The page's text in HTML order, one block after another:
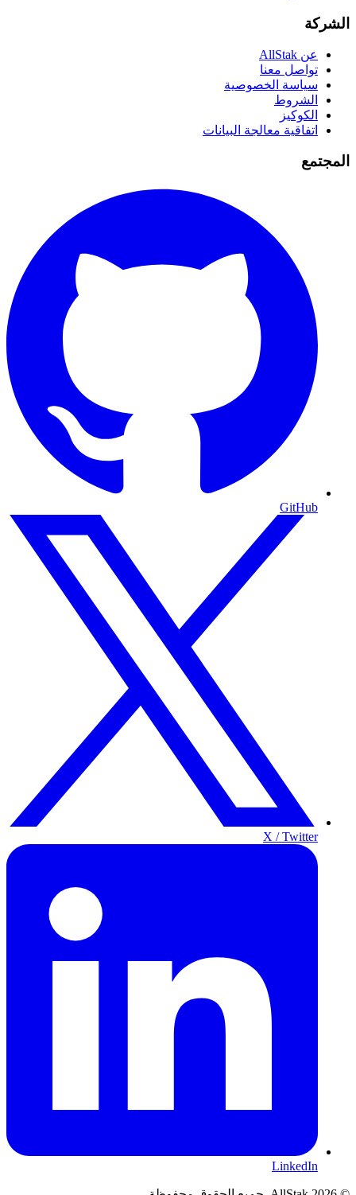
الشركة
عن AllStak
تواصل معنا
سياسة الخصوصية
الشروط
الكوكيز
اتفاقية معالجة البيانات
المجتمع
GitHub
X / Twitter
LinkedIn